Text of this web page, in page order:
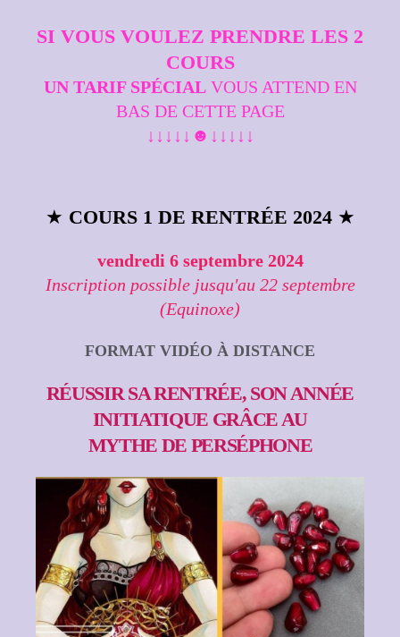
SI VOUS VOULEZ PRENDRE LES 2
COURS
UN TARIF SPÉCIALVOUS ATTEND EN
BAS DE CETTE PAGE
↓↓↓↓↓☻↓↓↓↓↓
★ COURS 1 DE RENTRÉE 2024★
vendredi 6 septembre 2024
Inscription possible jusqu'au 22 septembre
(Equinoxe)
FORMAT VIDÉO À DISTANCE
RÉUSSIR SA RENTRÉE, SON ANNÉE
INITIATIQUE GRÂCE AU
MYTHE DE PERSÉPHONE